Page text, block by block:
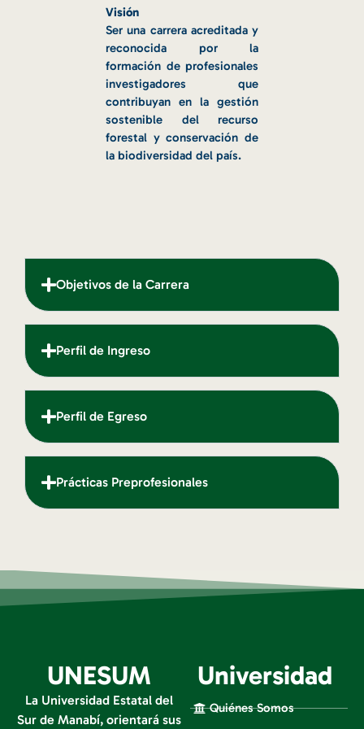
Visión
Ser una carrera acreditada y
reconocida por la
formación de profesionales
investigadores que
contribuyan en la gestión
sostenible del recurso
forestal y conservación de
la biodiversidad del país.
Objetivos de la Carrera
Perfil de Ingreso
Perfil de Egreso
Prácticas Preprofesionales
UNESUM
La Universidad Estatal del
Sur de Manabí, orientará sus
Universidad
Quiénes Somos